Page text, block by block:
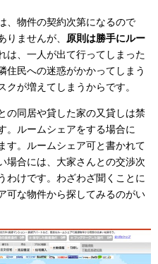
、物件の契約次第になるので
ませんが、 原則は勝手にルー
は、一人が出て行ってしまった
住民への迷惑がかかってしまう
が増えてしまうからです。
の同居や貸した家の又貸しは禁
。ルームシェアをする場合に
す。ルームシェア可と書かれて
場合には、大家さんとの交渉次
わけです。わざわざ聞くことに
可な物件から探してみるのがい